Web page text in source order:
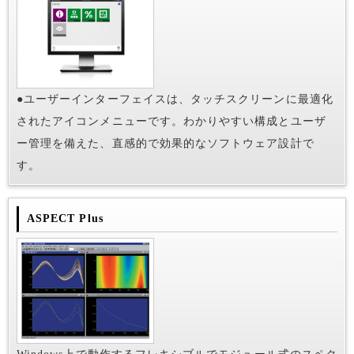
●ユーザーインターフェイスは、タッチスクリーンに最適化
されたアイコンメニューです。わかりやすい構成とユーザ
ー管理を備えた、直感的で効果的なソフトウェア設計で
す。
ASPECT Plus